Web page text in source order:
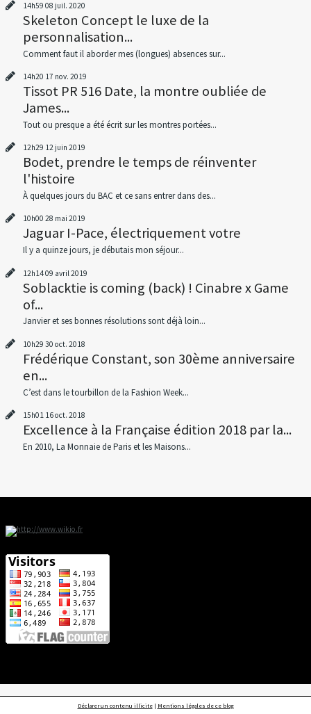
14h59 08 juil. 2020
Skeleton Concept le luxe de la
personnalisation...
Comment faut il aborder mes (longues) absences sur...
14h20 17 nov. 2019
Tissot PR 516 Date, la montre oubliée de
James...
Tout ou presque a été écrit sur les montres portées...
12h29 12 juin 2019
Bodet, prendre le temps de réinventer
l'histoire
À quelques jours du BAC et ce sans entrer dans des...
10h00 28 mai 2019
Jaguar I-Pace, électriquement votre
Il y a quinze jours, je débutais mon séjour...
12h1409 avril 2019
Soblacktie is coming (back) ! Cinabre x Game
of...
Janvier et ses bonnes résolutions sont déjà loin...
10h29 30 oct. 2018
Frédérique Constant, son 30ème anniversaire
en...
C’est dans le tourbillon de la Fashion Week...
15h01 16oct. 2018
Excellence à la Française édition 2018 par la...
En 2010, La Monnaie de Paris et les Maisons...
Déclarer un contenu illicite| Mentions légales de ce blog